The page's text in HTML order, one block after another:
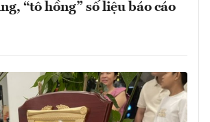
“tô hồng” số liệu báo cáo